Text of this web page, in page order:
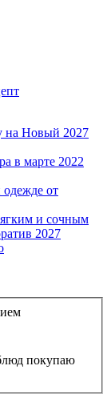
на Новый 2027
в марте 2022
одежде от
и сочным
2027
покупаю